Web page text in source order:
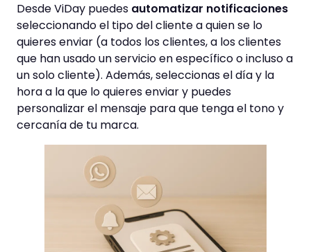
Desde ViDay puedes automatizar notificaciones
seleccionando el tipo del cliente a quien se lo
quieres enviar (a todos los clientes, a los clientes
que han usado un servicio en específico o incluso a
un solo cliente). Además, seleccionas el día y la
hora a la que lo quieres enviar y puedes
personalizar el mensaje para que tenga el tono y
cercanía de tu marca.